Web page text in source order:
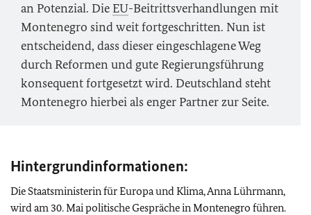
an Potenzial. Die EU-Beitrittsverhandlungen mit
Montenegro sind weit fortgeschritten. Nun ist
entscheidend, dass dieser eingeschlagene Weg
durch Reformen und gute Regierungsführung
konsequent fortgesetzt wird. Deutschland steht
Montenegro hierbei als enger Partner zur Seite.
Hintergrundinformationen:
Die Staatsministerin für Europa und Klima, Anna Lührmann,
wird am 30. Mai politische Gespräche in Montenegro führen.